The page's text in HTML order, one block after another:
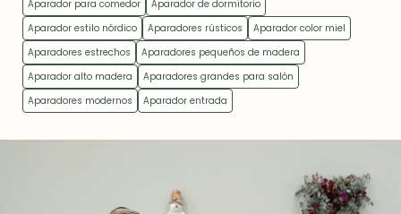
Aparador para comedor
Aparador de dormitorio
Aparador estilo nórdico
Aparadores rústicos
Aparador color miel
Aparadores estrechos
Aparadores pequeños de madera
Aparador alto madera
Aparadores grandes para salón
Aparadores modernos
Aparador entrada